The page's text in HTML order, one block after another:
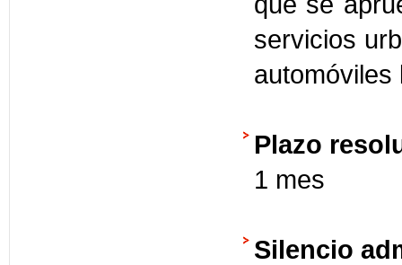
servicios
automóviles
Plazo
1 mes
Silencio